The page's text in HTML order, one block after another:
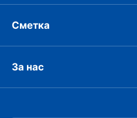
Сметка
За нас